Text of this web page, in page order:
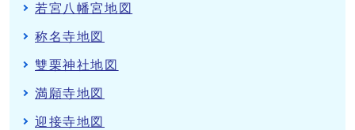
若宮八幡宮地図
称名寺地図
雙栗神社地図
満願寺地図
迎接寺地図